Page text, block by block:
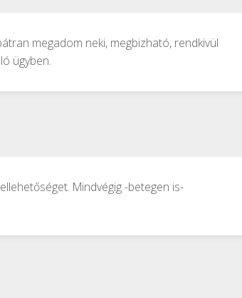
megadom neki, megbizható, rendkivül
ügyben.
Mindvégig -betegen is-